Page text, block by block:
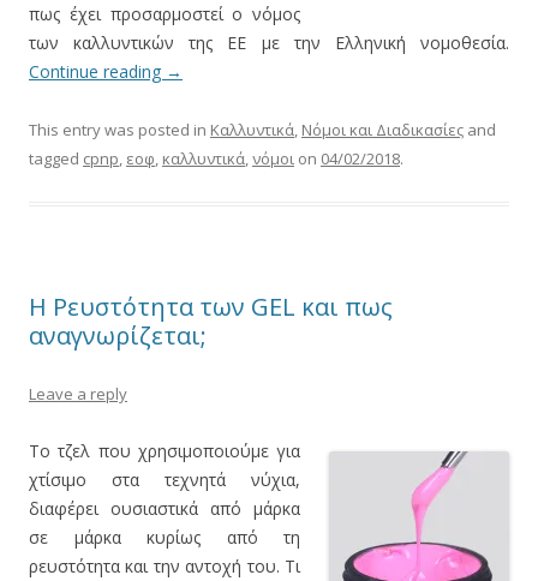
πως έχει προσαρμοστεί ο νόμος
των καλλυντικών της ΕΕ με την Ελληνική νομοθεσία.
Continue reading →
This entry was posted in Καλλυντικά, Νόμοι και Διαδικασίες and
tagged cpnp, εοφ, καλλυντικά,νόμοι on 04/02/2018.
Η Ρευστότητα των GEL και πως
αναγνωρίζεται;
Leave a reply
Το τζελ που χρησιμοποιούμε για
χτίσιμο στα τεχνητά νύχια,
διαφέρει ουσιαστικά από μάρκα
σε μάρκα κυρίως από τη
ρευστότητα και την αντοχή του. Τι